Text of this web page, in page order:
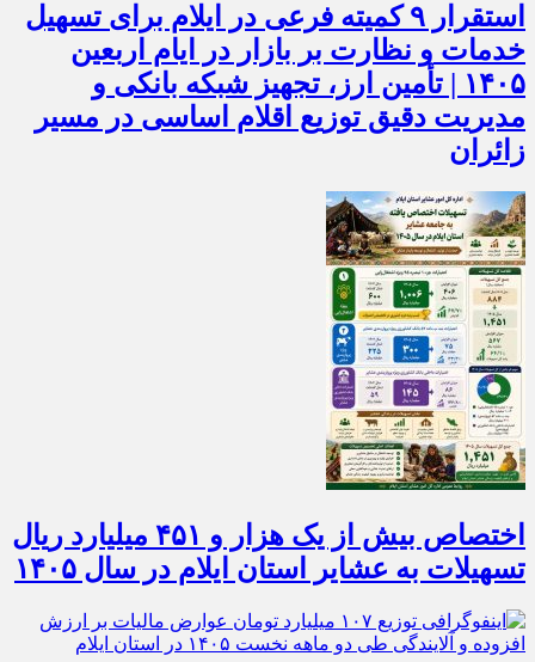
استقرار ۹ کمیته فرعی در ایلام برای تسهیل
خدمات و نظارت بر بازار در ایام اربعین
۱۴۰۵ | تأمین ارز، تجهیز شبکه بانکی و
مدیریت دقیق توزیع اقلام اساسی در مسیر
زائران
اختصاص بیش از یک هزار و ۴۵۱ میلیارد ریال
تسهیلات به عشایر استان ایلام در سال ۱۴۰۵